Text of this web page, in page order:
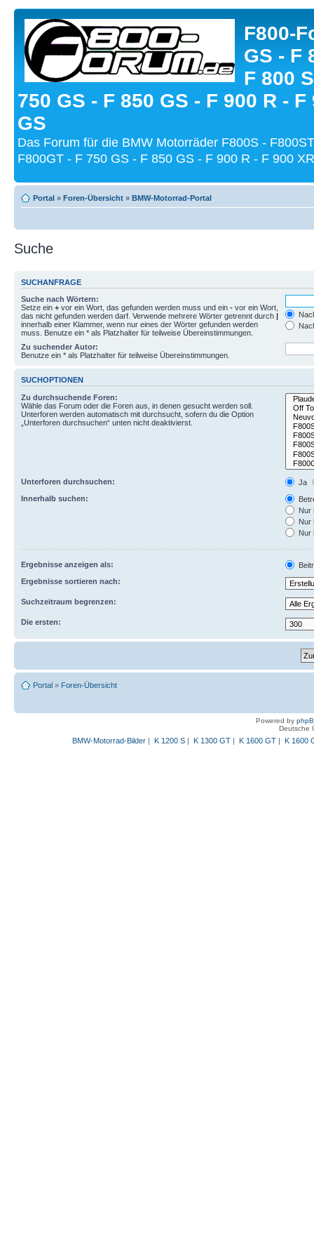
F800-
GS - F
F 800
750 GS - F 850 GS - F 900 R - F
GS
Das Forum für die BMW Motorräder F800S -
F800GT - F 750 GS - F 850 GS - F 900 R - F 900
Portal » Foren-Übersicht » BMW-Motorrad-Portal
Suche
SUCHANFRAGE
Suche nach Wörtern:
Setze ein + vor ein Wort, das gefunden werden muss und ein - vor ein Wort,
das nicht gefunden werden darf. Verwende mehrere Wörter getrennt durch |
innerhalb einer Klammer, wenn nur eines der Wörter gefunden werden
muss. Benutze ein * als Platzhalter für teilweise Übereinstimmungen.
Zu suchender Autor:
Benutze ein * als Platzhalter für teilweise Übereinstimmungen.
SUCHOPTIONEN
Zu durchsuchende Foren:
Wähle das Forum oder die Foren aus, in denen gesucht werden soll.
Unterforen werden automatisch mit durchsucht, sofern du die Option
„Unterforen durchsuchen“ unten nicht deaktivierst.
Unterforen durchsuchen:
Ja
Innerhalb suchen:
Nur
Nur
Nur
Ergebnisse anzeigen als:
Ergebnisse sortieren nach:
Suchzeitraum begrenzen:
Die ersten:
Portal » Foren-Übersicht
Powered by
Deutsche
BMW-Motorrad-Bilder| K 1200 S| K 1300 GT| K 1600 GT| K 1600